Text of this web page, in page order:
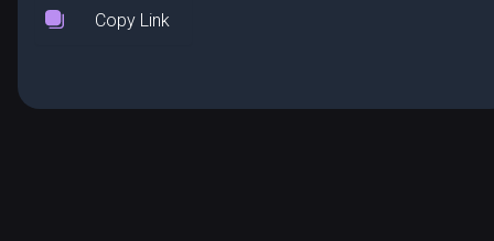
Copy Link